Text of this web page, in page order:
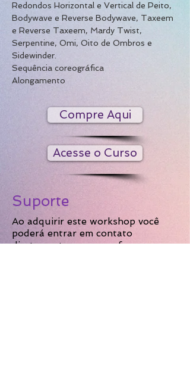
Redondos Horizontal e Vertical de Peito,
Bodywave e Reverse Bodywave, Taxeem
e Reverse Taxeem, Mardy Twist,
Serpentine, Omi, Oito de Ombros e
Sidewinder.
Sequência coreográfica
Alongamento
Compre Aqui
Acesse o Curso
Suporte
Ao adquirir este workshop você
poderá entrar em contato
diretamente com a professora